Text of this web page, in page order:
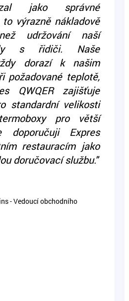
jako správné
výrazně nákladově
udržování naší
s řidiči. Naše
dorazí k našim
požadované teplotě,
QWQER zajišťuje
standardní velikosti
pro větší
doporučuji Expres
restauracím jako
doručovací službu."
- Vedoucí obchodního